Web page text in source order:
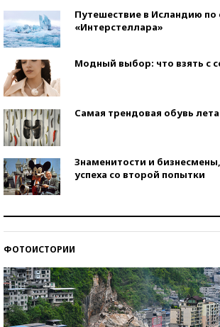
Путешествие в Исландию по
«Интерстеллара»
Модный выбор: что взять с
Самая трендовая обувь лета
Знаменитости и
успеха со второй попытки
ФОТОИСТОРИИ